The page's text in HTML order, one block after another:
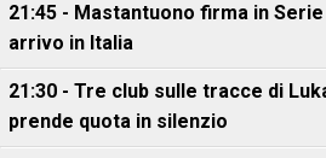
21:45 - Mastantuono firma in
arrivo in Italia
21:30 - Tre club sulle tracce di
prende quota in silenzio